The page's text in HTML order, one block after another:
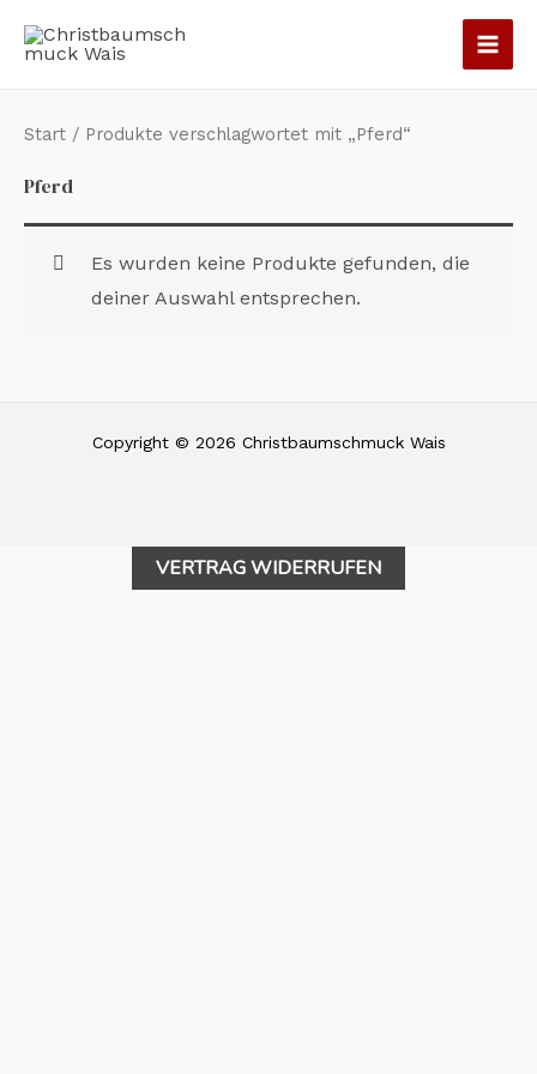
Inhalt
Start / Produkte verschlagwortet mit „Pferd“
Pferd
Es wurden keine Produkte gefunden, die
deiner Auswahl entsprechen.
Copyright © 2026 Christbaumschmuck Wais
VERTRAG WIDERRUFEN